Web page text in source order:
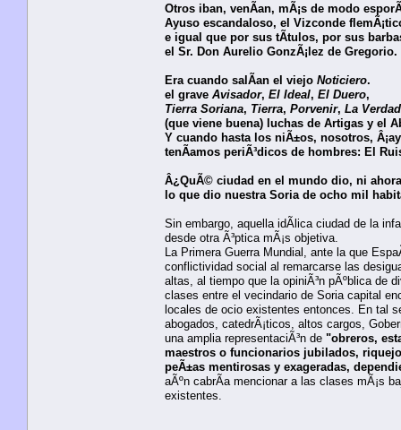
Otros iban, venÃ­an, mÃ¡s de modo
Ayuso escandaloso, el Vizconde
e igual que por sus tÃ­tulos, por sus
el Sr. Don Aurelio GonzÃ¡lez de Gregorio.
Era cuando salÃ­an el viejo Noticiero.
el grave Avisador, El Ideal, El Duero,
Tierra Soriana, Tierra, Porvenir, La Verdad
(que viene buena) luchas de Artigas y el
Y cuando hasta los niÃ±os, nosotros,
tenÃ­amos periÃ³dicos de hombres: El
Â¿QuÃ© ciudad en el mundo dio, ni
lo que dio nuestra Soria de ocho mil
Sin embargo, aquella idÃ­lica ciudad de la
desde otra Ã³ptica mÃ¡s objetiva.
La Primera Guerra Mundial, ante la que
conflictividad social al remarcarse las
altas, al tiempo que la opiniÃ³n pÃºblica de
clases entre el vecindario de Soria capital
locales de ocio existentes entonces. En tal
abogados, catedrÃ¡ticos, altos cargos,
una amplia representaciÃ³n de "obreros,
maestros o funcionarios jubilados,
peÃ±as mentirosas y exageradas,
aÃºn cabrÃ­a mencionar a las clases mÃ¡s
existentes.